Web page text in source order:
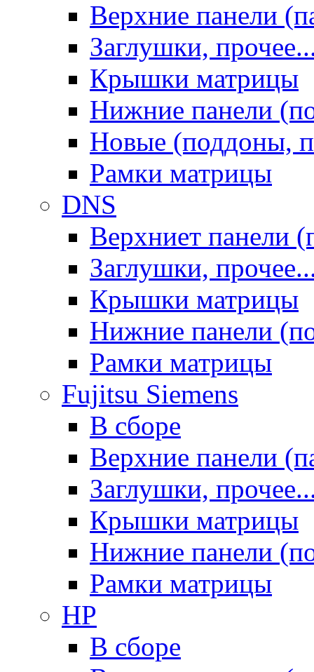
Верхние панели
Заглушки,
Крышки матрицы
Нижние панели
Новые (поддоны,
Рамки матрицы
DNS
Верхниет панели
Заглушки,
Крышки матрицы
Нижние панели
Рамки матрицы
Fujitsu Siemens
В сборе
Верхние панели
Заглушки,
Крышки матрицы
Нижние панели
Рамки матрицы
HP
В сборе